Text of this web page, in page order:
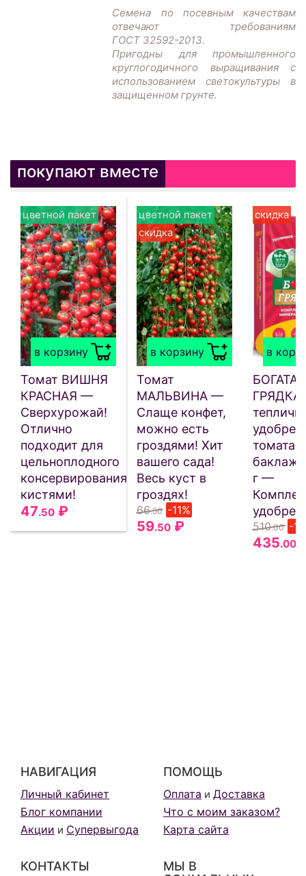
Семена по посевным качествам
отвечают требованиям
ГОСТ 32592-2013.
Пригодны для промышленного
круглогодичного выращивания с
использованием светокультуры в
защищенном грунте.
покупают вместе
в корзину
цветной пакет
Томат ВИШНЯ
КРАСНАЯ —
Сверхурожай!
Отлично
подходит для
цельноплодного
консервирования
кистями!
47.50 ₽
в корзину
цветной пакет
скидка
Томат
МАЛЬВИНА —
Слаще конфет,
можно есть
гроздями! Хит
вашего сада!
Весь куст в
гроздях!
66.50 -11%
59.50 ₽
в
скидка
БОГАТАЯ
ГРЯДКА
томата,
г —
510.00 -
435.00
НАВИГАЦИЯ
Личный кабинет
Блог компании
Акции и Супервыгода
ПОМОЩЬ
Оплата и Доставка
Что с моим заказом?
Карта сайта
КОНТАКТЫ
МЫ В